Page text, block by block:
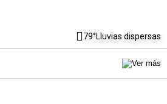
79°Lluvias dispersas